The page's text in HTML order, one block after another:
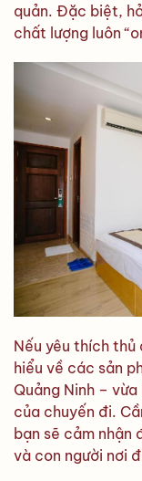
quản. Đặc biệt,
chất lượng luôn
Nếu yêu thích thủ
hiểu về các sản
Quảng Ninh –
của chuyến đi.
bạn sẽ cảm nhận
và con người nơi